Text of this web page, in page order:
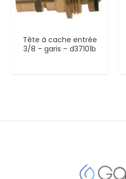
Tête à cache entrée
3/8 – garis – d37101b